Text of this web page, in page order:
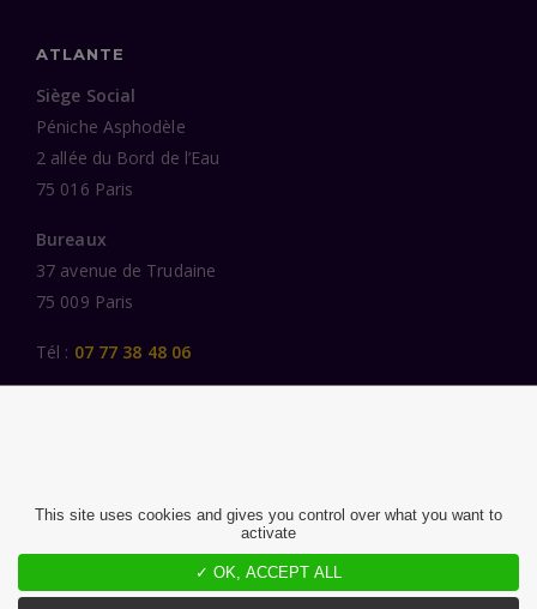
ATLANTE
Siège Social
Péniche Asphodèle
2 allée du Bord de l’Eau
75 016 Paris
Bureaux
37 avenue de Trudaine
75 009 Paris
Tél : 07 77 38 48 06
DES FEMMES ET DES HOMMES ENGAGÉS
This site uses cookies and gives you control over what you want to
activate
✓ OK, ACCEPT ALL